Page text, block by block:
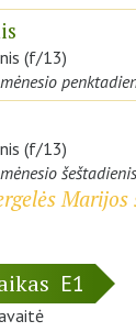
(f/13)
(f/13)
šeštadienis
Marijos
E1